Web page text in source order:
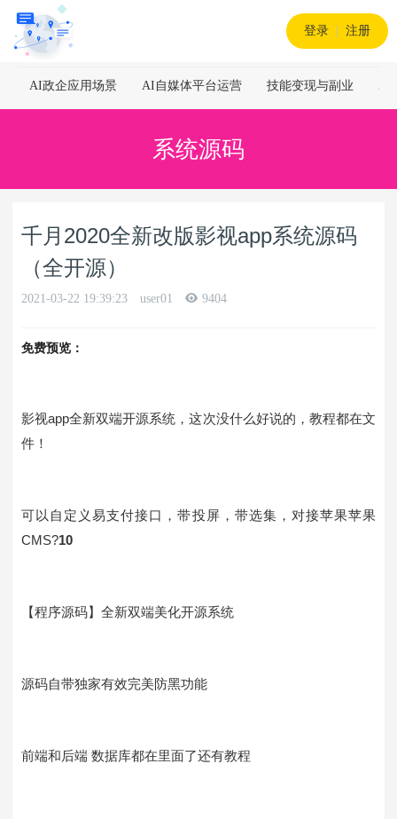
登录 注册
AI政企应用场景 AI自媒体平台运营 技能变现与副业
系统源码
千月2020全新改版影视app系统源码
（全开源）
2021-03-22 19:39:23 user01 9404
免费预览：
影视app全新双端开源系统，这次没什么好说的，教程都在文
件！
可以自定义易支付接口，带投屏，带选集，对接苹果苹果
CMS?10
【程序源码】全新双端美化开源系统
源码自带独家有效完美防黑功能
前端和后端 数据库都在里面了还有教程